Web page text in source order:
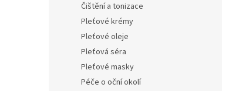
Čištění a tonizace
Pleťové krémy
Pleťové oleje
Pleťová séra
Pleťové masky
Péče o oční okolí